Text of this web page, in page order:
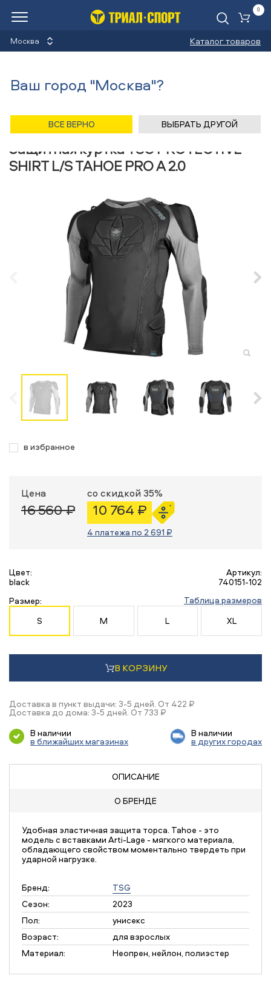
Москва Каталог товаров
0
Защитная куртка TSG PROTECTIVE
SHIRT L/S TAHOE PRO A 2.0
в избранное
Цена
16 560 ₽
со скидкой 35%
10 764 ₽
4 платежа по 2 691 ₽
Цвет:
black
Артикул:
740151-102
Размер:
Таблица размеров
S
M L XL
В КОРЗИНУ
Доставка в пункт выдачи: 3-5 дней. От 422 ₽
Доставка до дома: 3-5 дней. От 733 ₽
В наличии
в ближайших магазинах
В наличии
в других городах
ОПИСАНИЕ
О БРЕНДЕ
Удобная эластичная защита торса. Tahoe - это
модель с вставками Arti-Lage - мягкого материала,
обладающего свойством моментально твердеть при
ударной нагрузке.
Бренд:
TSG
Сезон:
2023
Пол:
унисекс
Возраст:
для взрослых
Материал:
Неопрен, нейлон, полиэстер
Ваш город "Москва"?
ВСЕ ВЕРНО ВЫБРАТЬ ДРУГОЙ